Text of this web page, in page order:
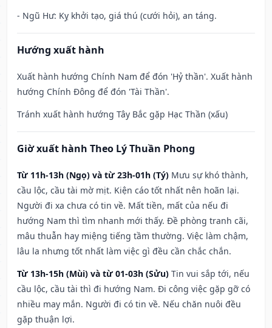
- Ngũ Hư: Kỵ khởi tạo, giá thú (cưới hỏi), an táng.
Hướng xuất hành
Xuất hành hướng Chính Nam để đón 'Hỷ thần'. Xuất hành
hướng Chính Đông để đón 'Tài Thần'.
Tránh xuất hành hướng Tây Bắc gặp Hạc Thần (xấu)
Giờ xuất hành Theo Lý Thuần Phong
Từ 11h-13h (Ngọ) và từ 23h-01h (Tý) Mưu sự khó thành,
cầu lộc, cầu tài mờ mịt. Kiện cáo tốt nhất nên hoãn lại.
Người đi xa chưa có tin về. Mất tiền, mất của nếu đi
hướng Nam thì tìm nhanh mới thấy. Đề phòng tranh cãi,
mâu thuẫn hay miệng tiếng tầm thường. Việc làm chậm,
lâu la nhưng tốt nhất làm việc gì đều cần chắc chắn.
Từ 13h-15h (Mùi) và từ 01-03h (Sửu) Tin vui sắp tới, nếu
cầu lộc, cầu tài thì đi hướng Nam. Đi công việc gặp gỡ có
nhiều may mắn. Người đi có tin về. Nếu chăn nuôi đều
gặp thuận lợi.